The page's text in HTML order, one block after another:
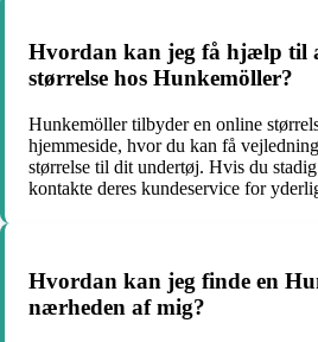
Hvordan kan jeg få hjælp til
størrelse hos Hunkemöller?
Hunkemöller tilbyder en online
hjemmeside, hvor du kan få
størrelse til dit undertøj. Hvis du
kontakte deres kundeservice for
Hvordan kan jeg finde en
nærheden af mig?